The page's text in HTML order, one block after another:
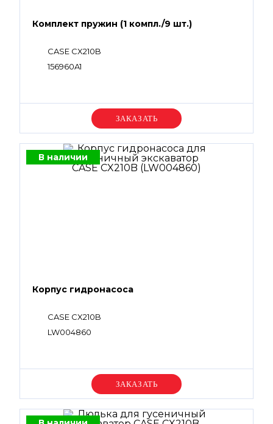
Комплект пружин (1 компл./9 шт.)
CASE CX210B
156960A1
Уточняйте цену
В наличии
Корпус гидронасоса
CASE CX210B
LW004860
Уточняйте цену